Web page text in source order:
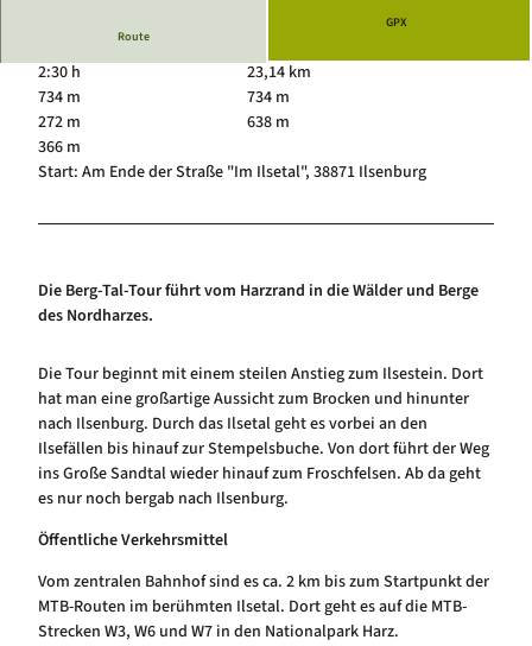
Hundeglück in Schierke
Route
GPX
2:30 h
23,14 km
734 m
734 m
272 m
638 m
366 m
Start: Am Ende der Straße "Im Ilsetal", 38871 Ilsenburg
Die Berg-Tal-Tour führt vom Harzrand in die Wälder und Berge
des Nordharzes.
Die Tour beginnt mit einem steilen Anstieg zum Ilsestein. Dort
hat man eine großartige Aussicht zum Brocken und hinunter
nach Ilsenburg. Durch das Ilsetal geht es vorbei an den
Ilsefällen bis hinauf zur Stempelsbuche. Von dort führt der Weg
ins Große Sandtal wieder hinauf zum Froschfelsen. Ab da geht
es nur noch bergab nach Ilsenburg.
Öffentliche Verkehrsmittel
Vom zentralen Bahnhof sind es ca. 2 km bis zum Startpunkt der
MTB-Routen im berühmten Ilsetal. Dort geht es auf die MTB-
Strecken W3, W6 und W7 in den Nationalpark Harz.